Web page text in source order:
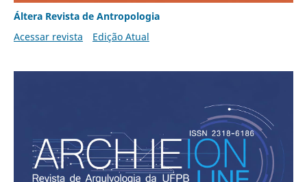
Áltera Revista de Antropologia
Acessar revista
Edição Atual